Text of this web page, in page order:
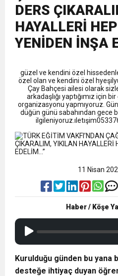
Tamamladı
9:50 MGD’DEN ANITKABİR’E
18:59 Trabzonspor Mitongo
22:58 Trabzonspor, Salah
KAP’a Bildirdi
DERS
HAYALLERİ
YENİDEN İNŞA
güzel ve kendini özel
özel olan ve kendini özel
Çay Bahçesi ailesi olarak
arkadaşlığı yaptığımız için
organizasyonu yapmıyoruz.
düğün günü sabahından gece
11 Nisan
Haber / Köşe
Kurulduğu günden bu yana
desteğe ihtiyaç duyan